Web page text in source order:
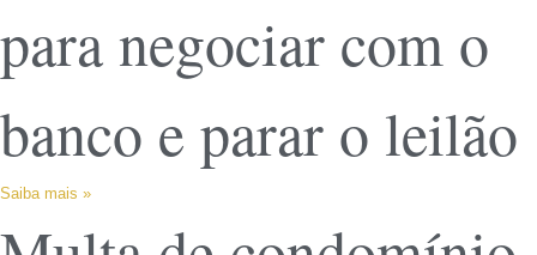
para negociar com o
banco e parar o leilão
Saiba mais »